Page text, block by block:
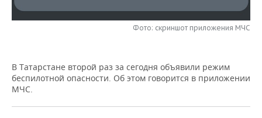
НЕФТЕХИМИЯ
ЭНЕРГЕТИКА
РОЗНИЧНАЯ ТОРГОВЛЯ
УСЛУГИ
НОВОСТИ ТЕХНОЛОГИЙ
МЕДИА
МЕРОПРИЯТИЯ
ВЫЕЗДНАЯ РЕДАКЦИЯ
НОВОСТИ СПОРТА
ОБЩЕСТВО
Фото: скриншот приложения МЧС
В Татарстане второй раз за сегодня объявили режим
беспилотной опасности. Об этом говорится в приложении
МЧС.